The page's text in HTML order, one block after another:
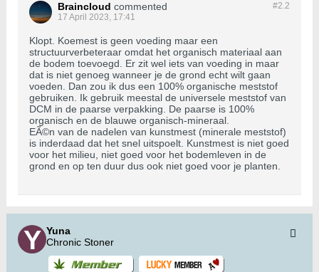
#2.2
Braincloud commented
17 April 2023, 17:41
Klopt. Koemest is geen voeding maar een
structuurverbeteraar omdat het organisch materiaal aan
de bodem toevoegd. Er zit wel iets van voeding in maar
dat is niet genoeg wanneer je de grond echt wilt gaan
voeden. Dan zou ik dus een 100% organische meststof
gebruiken. Ik gebruik meestal de universele meststof van
DCM in de paarse verpakking. De paarse is 100%
organisch en de blauwe organisch-mineraal.
EÃ©n van de nadelen van kunstmest (minerale meststof)
is inderdaad dat het snel uitspoelt. Kunstmest is niet goed
voor het milieu, niet goed voor het bodemleven in de
grond en op ten duur dus ook niet goed voor je planten.
Yuna
Chronic Stoner